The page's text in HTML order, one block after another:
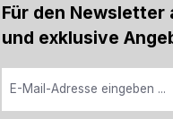
Für den Newsletter
und exklusive